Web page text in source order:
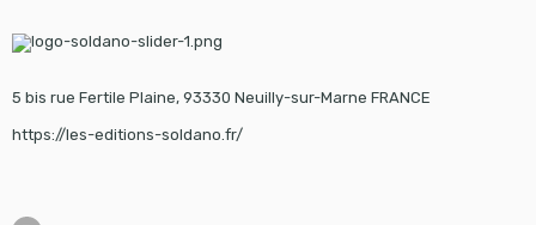
5 bis rue Fertile Plaine, 93330 Neuilly-sur-Marne FRANCE
https://les-editions-soldano.fr/